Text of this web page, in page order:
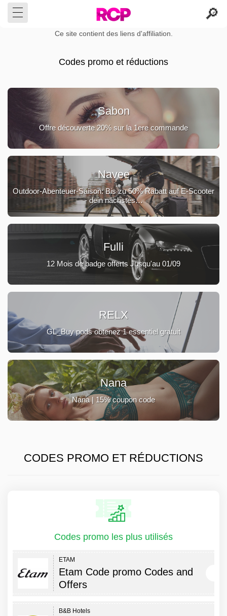
Ce site contient des liens d'affiliation.
Codes promo et réductions
Nana
Nana | 15% coupon code
RELX
GL_Buy pods obtenez 1 essentiel gratuit
Fulli
12 Mois de badge offerts Jusqu'au 01/09
Navee
Outdoor-Abenteuer-Saison: Bis zu 50% Rabatt auf E-Scooter
- dein nächstes…
Sabon
Offre découverte 20% sur la 1ere commande
CODES PROMO ET RÉDUCTIONS
Codes promo les plus utilisés
ETAM
Etam Code promo Codes and
Offers
B&B Hotels